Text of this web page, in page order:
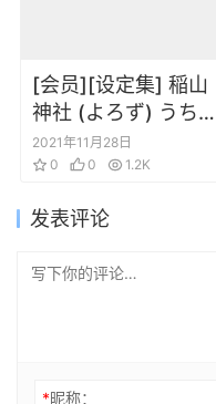
[会员][设定集] 稲山
神社 (よろず) うちの
こが1ばんかわいい!!X
2021年11月28日
0
0 1.2K
发表评论
*昵称：